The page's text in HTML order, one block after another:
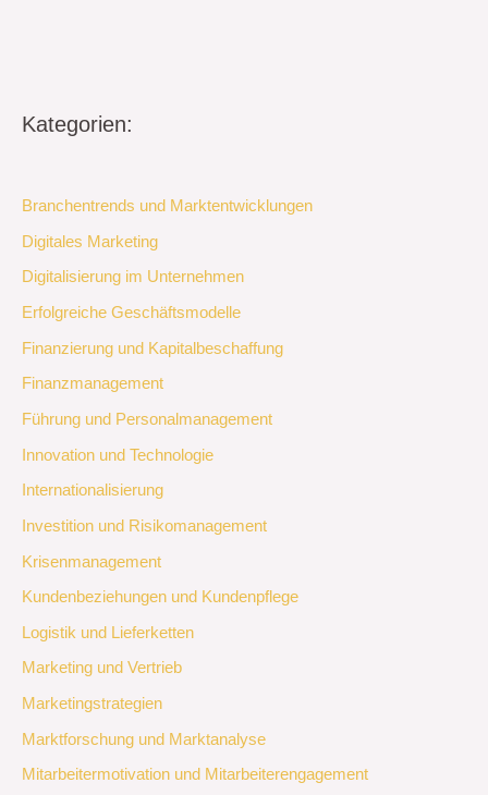
Kategorien:
Branchentrends und Marktentwicklungen
Digitales Marketing
Digitalisierung im Unternehmen
Erfolgreiche Geschäftsmodelle
Finanzierung und Kapitalbeschaffung
Finanzmanagement
Führung und Personalmanagement
Innovation und Technologie
Internationalisierung
Investition und Risikomanagement
Krisenmanagement
Kundenbeziehungen und Kundenpflege
Logistik und Lieferketten
Marketing und Vertrieb
Marketingstrategien
Marktforschung und Marktanalyse
Mitarbeitermotivation und Mitarbeiterengagement